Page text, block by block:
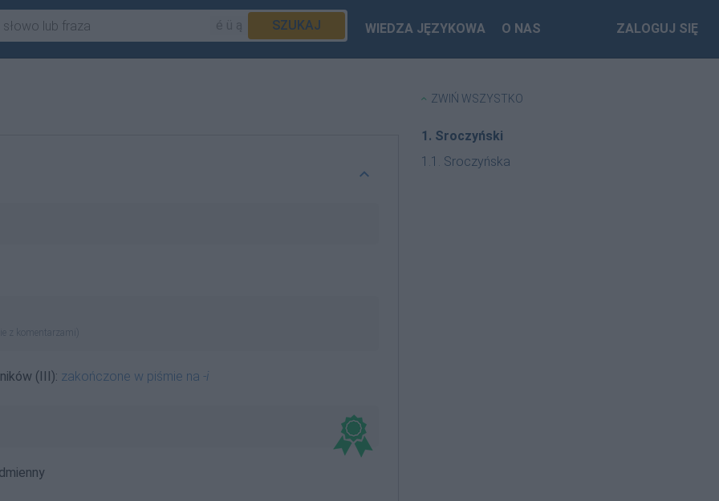
SZUKAJ WIEDZA JĘZYKOWA O NAS ZALOGUJ SIĘ
z komentarzami)
(III): zakończone w piśmie na -i
ZWIŃ WSZYSTKO
1. Sroczyński
1.1. Sroczyńska